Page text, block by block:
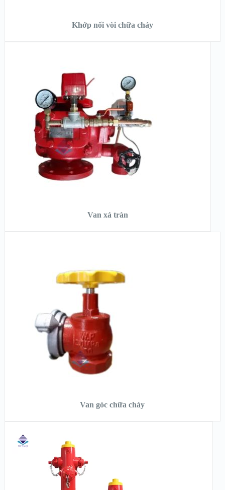
Khớp nối vòi chữa cháy
XEM NHANH
XEM CHI TIẾT
Van xả tràn
XEM NHANH
XEM CHI TIẾT
Van góc chữa cháy
XEM NHANH